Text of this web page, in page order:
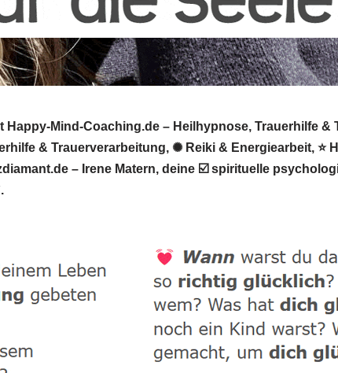
Mind-Coaching.de – Heilhypnose, Trauerhilfe
& Trauerverarbeitung, ✺ Reiki & Energiearbeit,
– Irene Matern, deine ☑️ spirituelle